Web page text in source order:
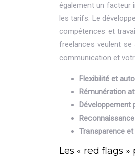
également un facteur
les tarifs. Le
compétences et
freelances veulent se
communication et
Flexibilité et
Rémunération
Développement
Transparence
Les « red flags